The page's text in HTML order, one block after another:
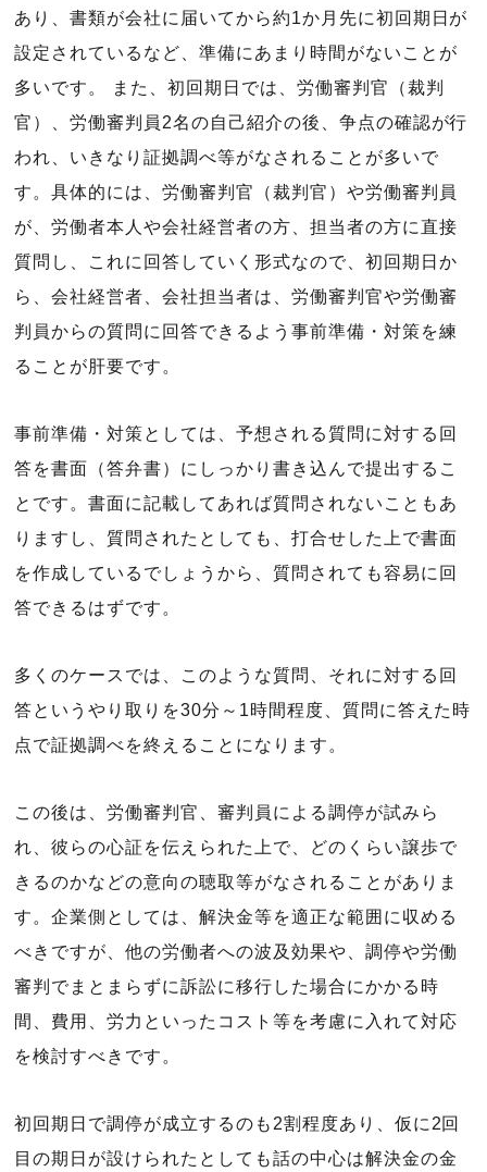
あり、書類が会社に届いてから約1か月先に初回期日が
設定されているなど、準備にあまり時間がないことが
多いです。 また、初回期日では、労働審判官（裁判
官）、労働審判員2名の自己紹介の後、争点の確認が行
われ、いきなり証拠調べ等がなされることが多いで
す。具体的には、労働審判官（裁判官）や労働審判員
が、労働者本人や会社経営者の方、担当者の方に直接
質問し、これに回答していく形式なので、初回期日か
ら、会社経営者、会社担当者は、労働審判官や労働審
判員からの質問に回答できるよう事前準備・対策を練
ることが肝要です。
事前準備・対策としては、予想される質問に対する回
答を書面（答弁書）にしっかり書き込んで提出するこ
とです。書面に記載してあれば質問されないこともあ
りますし、質問されたとしても、打合せした上で書面
を作成しているでしょうから、質問されても容易に回
答できるはずです。
多くのケースでは、このような質問、それに対する回
答というやり取りを30分～1時間程度、質問に答えた時
点で証拠調べを終えることになります。
この後は、労働審判官、審判員による調停が試みら
れ、彼らの心証を伝えられた上で、どのくらい譲歩で
きるのかなどの意向の聴取等がなされることがありま
す。企業側としては、解決金等を適正な範囲に収める
べきですが、他の労働者への波及効果や、調停や労働
審判でまとまらずに訴訟に移行した場合にかかる時
間、費用、労力といったコスト等を考慮に入れて対応
を検討すべきです。
初回期日で調停が成立するのも2割程度あり、仮に2回
目の期日が設けられたとしても話の中心は解決金の金